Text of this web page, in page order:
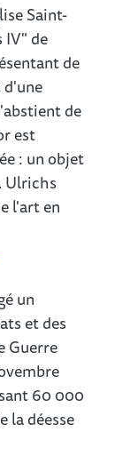
Saint-
de
de
de
est
: un objet
Ulrichs
l'art en
un
et des
Guerre
60 000
la déesse